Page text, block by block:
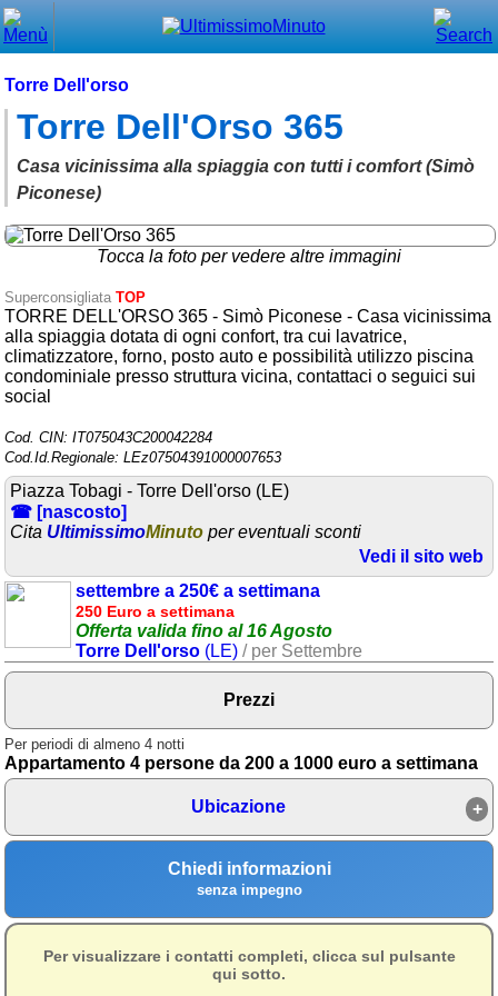
Torre Dell'orso
Torre Dell'Orso 365
Casa vicinissima alla spiaggia con tutti i comfort (Simò
Piconese)
Tocca la foto per vedere altre immagini
Superconsigliata TOP
TORRE DELL'ORSO 365 - Simò Piconese - Casa vicinissima
alla spiaggia dotata di ogni confort, tra cui lavatrice,
climatizzatore, forno, posto auto e possibilità utilizzo piscina
condominiale presso struttura vicina, contattaci o seguici sui
social
Cod. CIN: IT075043C200042284
Cod.Id.Regionale: LEz07504391000007653
Piazza Tobagi - Torre Dell'orso (LE)
☎ [nascosto]
Cita UltimissimoMinuto per eventuali sconti
Vedi il sito web
settembre a 250€ a settimana
250 Euro a settimana
Offerta valida fino al 16 Agosto
Torre Dell'orso (LE) / per Settembre
Prezzi
Per periodi di almeno 4 notti
Appartamento 4 persone da 200 a 1000 euro a settimana
Ubicazione
Chiedi informazioni
senza impegno
Per visualizzare i contatti completi, clicca sul pulsante
qui sotto.
Menù principale
⌂ Home
🕐 Last Minute
🕐 First Minute
Trova vicino a te
➕ Inserisci annuncio
Ottenere il CIN
Eventi e cose da vedere
➕ Segnala evento
Area riservata
Chi siamo
Eventi e cose da vedere
Area riservata
Chi siamo
dell'Orso nel Salento